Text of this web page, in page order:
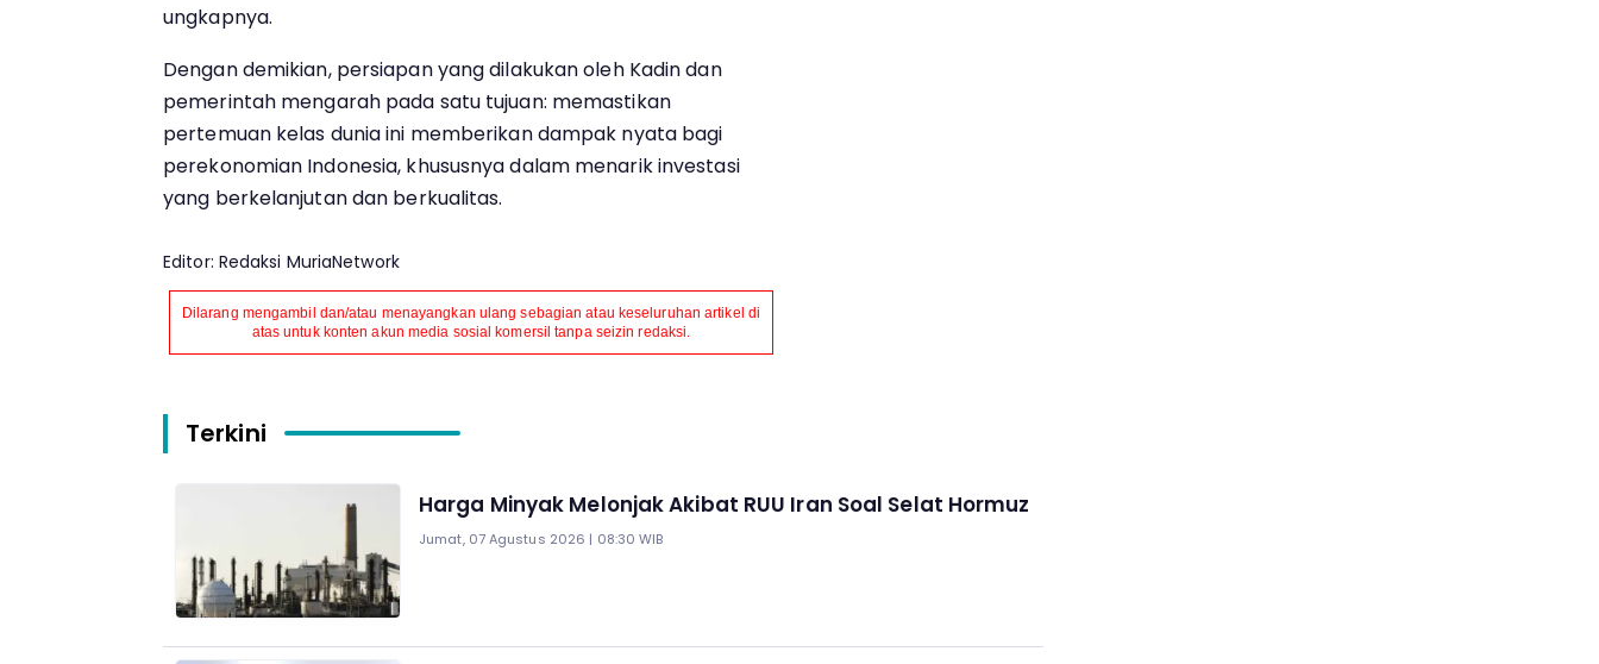
ungkapnya.
Dengan demikian, persiapan yang dilakukan oleh Kadin dan
pemerintah mengarah pada satu tujuan: memastikan
pertemuan kelas dunia ini memberikan dampak nyata bagi
perekonomian Indonesia, khususnya dalam menarik investasi
yang berkelanjutan dan berkualitas.
Editor: Redaksi MuriaNetwork
Dilarang mengambil dan/atau menayangkan ulang sebagian atau keseluruhan artikel di
atas untuk konten akun media sosial komersil tanpa seizin redaksi.
Terkini
Harga Minyak Melonjak Akibat RUU Iran Soal Selat Hormuz
Jumat, 07 Agustus 2026 | 08:30 WIB